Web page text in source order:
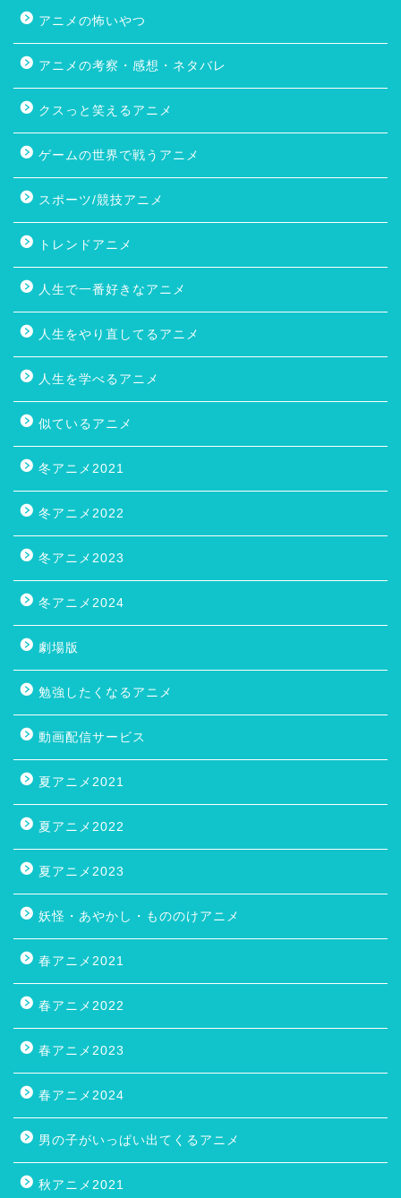
アニメの怖いやつ
アニメの考察・感想・ネタバレ
クスっと笑えるアニメ
ゲームの世界で戦うアニメ
スポーツ/競技アニメ
トレンドアニメ
人生で一番好きなアニメ
人生をやり直してるアニメ
人生を学べるアニメ
似ているアニメ
冬アニメ2021
冬アニメ2022
冬アニメ2023
冬アニメ2024
劇場版
勉強したくなるアニメ
動画配信サービス
夏アニメ2021
夏アニメ2022
夏アニメ2023
妖怪・あやかし・もののけアニメ
春アニメ2021
春アニメ2022
春アニメ2023
春アニメ2024
男の子がいっぱい出てくるアニメ
秋アニメ2021